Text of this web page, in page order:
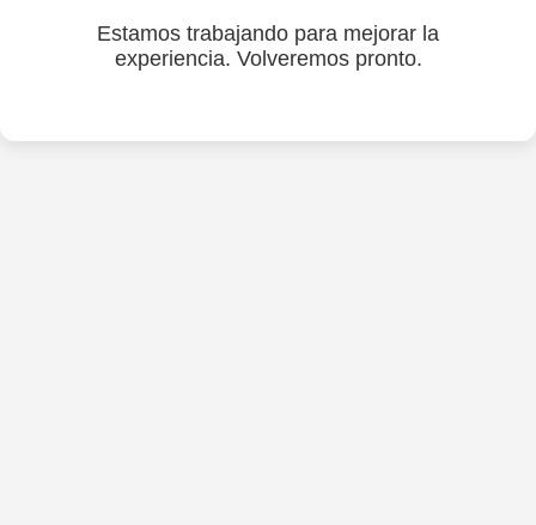
Estamos trabajando para mejorar la
experiencia. Volveremos pronto.